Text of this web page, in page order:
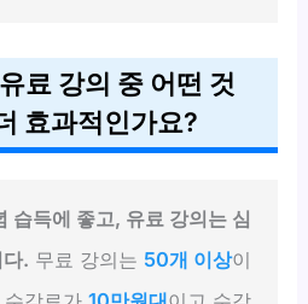
료 강의 중 어떤 것
효과적인가요?
습득에 좋고, 유료 강의는 심
. 무료 강의는 50개 이상이